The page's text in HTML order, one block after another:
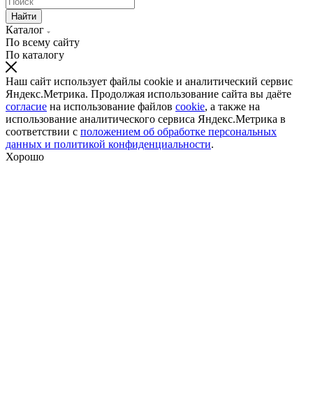
Найти
Каталог
По всему сайту
По каталогу
Наш сайт использует файлы cookie и аналитический сервис
Яндекс.Метрика. Продолжая использование сайта вы даёте
согласие на использование файлов cookie, а также на
использование аналитического сервиса Яндекс.Метрика в
соответствии с положением об обработке персональных
данных и политикой конфиденциальности.
Хорошо